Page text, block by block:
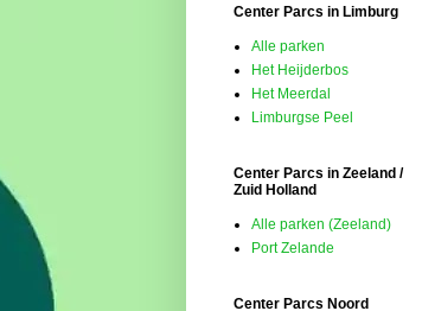
Center Parcs in Limburg
Alle parken
Het Heijderbos
Het Meerdal
Limburgse Peel
Center Parcs in Zeeland /
Zuid Holland
Alle parken (Zeeland)
Port Zelande
Center Parcs Noord